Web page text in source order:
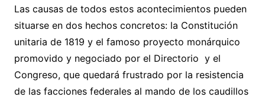
Las causas de todos estos acontecimientos pueden
situarse en dos hechos concretos: la Constitución
unitaria de 1819 y el famoso proyecto monárquico
promovido y negociado por el Directorio y el
Congreso, que quedará frustrado por la resistencia
de las facciones federales al mando de los caudillos